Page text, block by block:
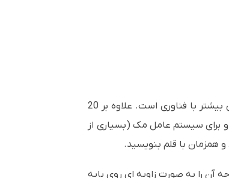
به عنوان رهبر در راه حل های تجاری مشترک، See Touch همیشه به دنبال راه هایی برای کمک به مشتریان برای انجام کارهای بیشتر با فناوری است. علاوه بر 20
و برای سیستم عامل مک (بسیاری از
همزمان با قلم بنویسید.
آن را به صورت زاویه ای روی پایه